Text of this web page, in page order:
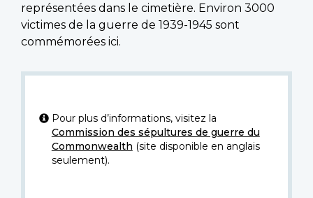
représentées dans le cimetière. Environ 3000
victimes de la guerre de 1939-1945 sont
commémorées ici.
Pour plus d’informations, visitez la
Commission des sépultures de guerre du
Commonwealth (site disponible en anglais
seulement).